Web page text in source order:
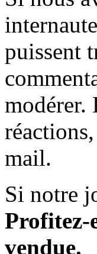
puissent
modérer.
mail.
Si notre
Profitez-
vendue.